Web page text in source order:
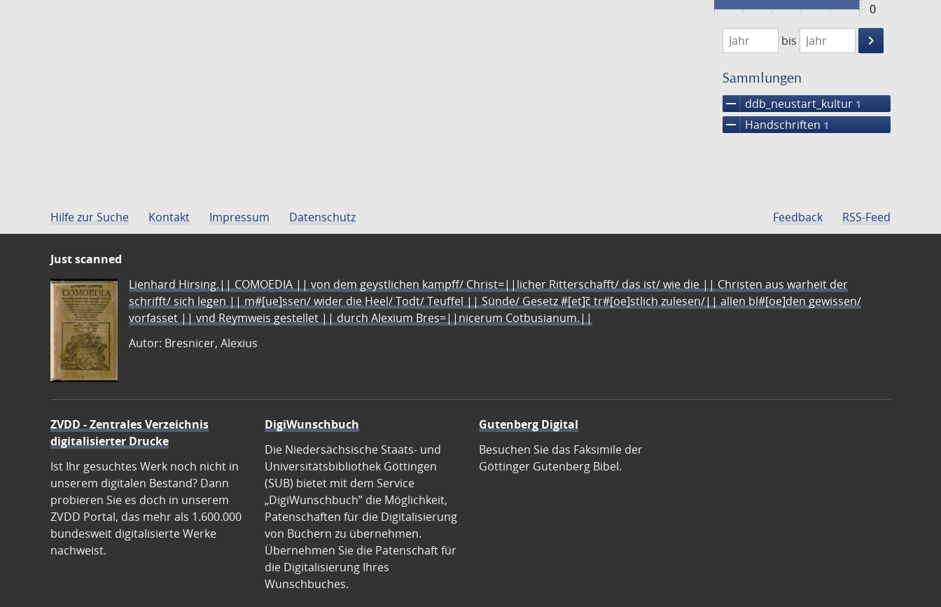
0
1474
1475
bis
keyboard_arrow_right
Suche
Sammlungen
remove ddb_neustart_kultur 1
remove Handschriften 1
Hilfe zur Suche Kontakt Impressum Datenschutz Feedback RSS-Feed
Just scanned
Lienhard Hirsing.|| COMOEDIA || von dem geystlichen kampff/ Christ=||licher Ritterschafft/ das ist/ wie die || Christen aus warheit der
schrifft/ sich legen || m#[ue]ssen/ wider die Heel/ Todt/ Teuffel || Sünde/ Gesetz #[et]c̃ tr#[oe]stlich zulesen/|| allen bl#[oe]den gewissen/
vorfasset || vnd Reymweis gestellet || durch Alexium Bres=||nicerum Cotbusianum.||
Autor: Bresnicer, Alexius
ZVDD - Zentrales Verzeichnis
digitalisierter Drucke
Ist Ihr gesuchtes Werk noch nicht in
unserem digitalen Bestand? Dann
probieren Sie es doch in unserem
ZVDD Portal, das mehr als 1.600.000
bundesweit digitalisierte Werke
nachweist.
DigiWunschbuch
Die Niedersächsische Staats- und
Universitätsbibliothek Göttingen
(SUB) bietet mit dem Service
„DigiWunschbuch” die Möglichkeit,
Patenschaften für die Digitalisierung
von Büchern zu übernehmen.
Übernehmen Sie die Patenschaft für
die Digitalisierung Ihres
Wunschbuches.
Gutenberg Digital
Besuchen Sie das Faksimile der
Göttinger Gutenberg Bibel.